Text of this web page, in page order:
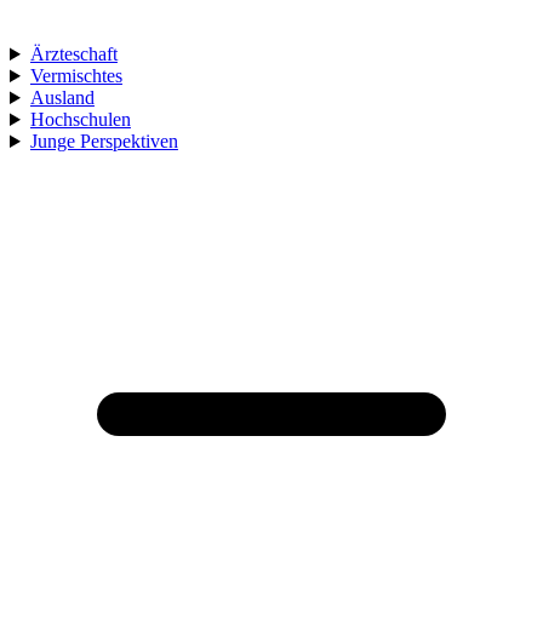
Ärzteschaft
Vermischtes
Ausland
Hochschulen
Junge Perspektiven